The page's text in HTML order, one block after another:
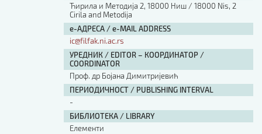
Ћирила и Методија 2, 18000 Ниш / 18000 Nis, 2
Cirila and Metodija
е-АДРЕСА / e-MAIL ADDRESS
ic@filfak.ni.ac.rs
УРЕДНИК / EDITOR – КООРДИНАТОР /
COORDINATOR
Проф. др Бојана Димитријевић
ПЕРИОДИЧНОСТ / PUBLISHING INTERVAL
-
БИБЛИОТЕКА / LIBRARY
Елементи